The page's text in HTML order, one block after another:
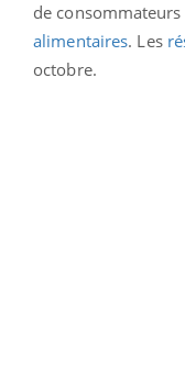
de
alimentaires. Les
octobre.